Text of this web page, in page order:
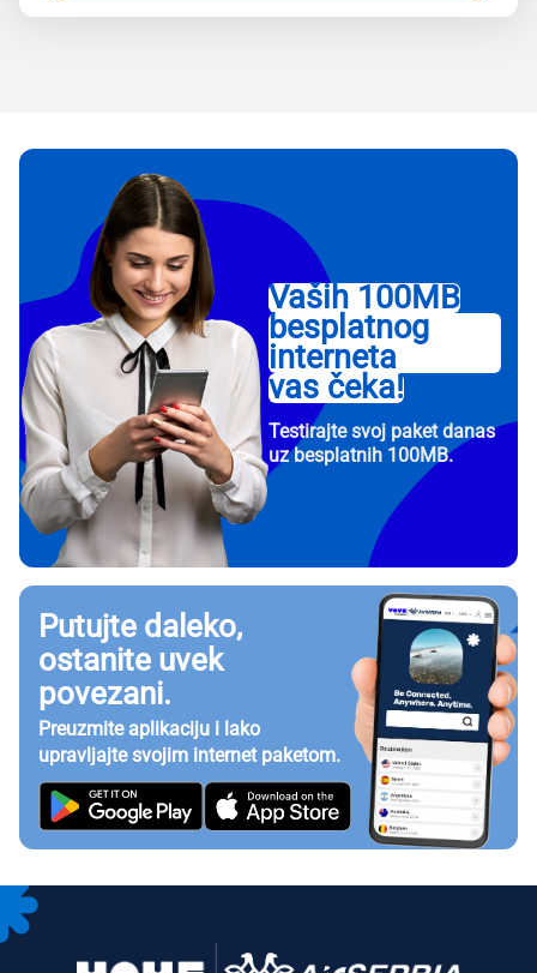
Vaših 100MB
besplatnog
interneta
vas čeka!
Testirajte svoj paket danas
uz besplatnih 100MB.
Putujte daleko,
ostanite uvek
povezani.
Preuzmite aplikaciju i lako
upravljajte svojim internet paketom.